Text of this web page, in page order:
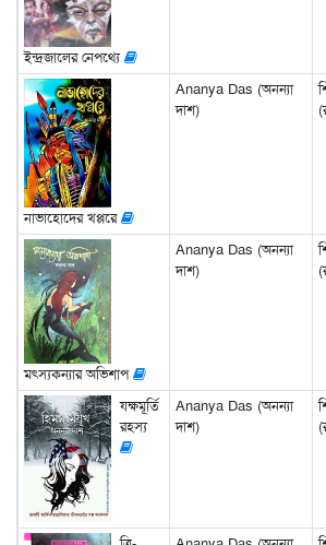
ইন্দ্রজালের নেপথ্যে
নাভাহোদের খপ্পরে
Ananya Das (অনন্যা
দাশ)
মৎস্যকন্যার অভিশাপ
Ananya Das (অনন্যা
দাশ)
যক্ষমূর্তি
রহস্য
Ananya Das (অনন্যা
দাশ)